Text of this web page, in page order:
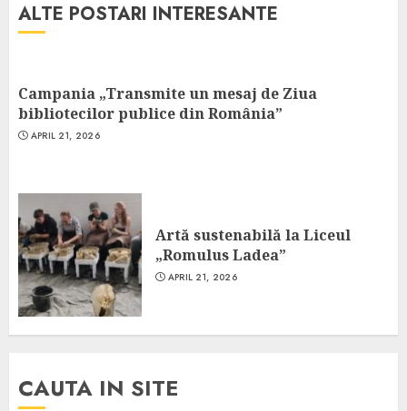
ALTE POSTARI INTERESANTE
Campania „Transmite un mesaj de Ziua
bibliotecilor publice din România”
APRIL 21, 2026
Artă sustenabilă la Liceul
„Romulus Ladea”
APRIL 21, 2026
CAUTA IN SITE